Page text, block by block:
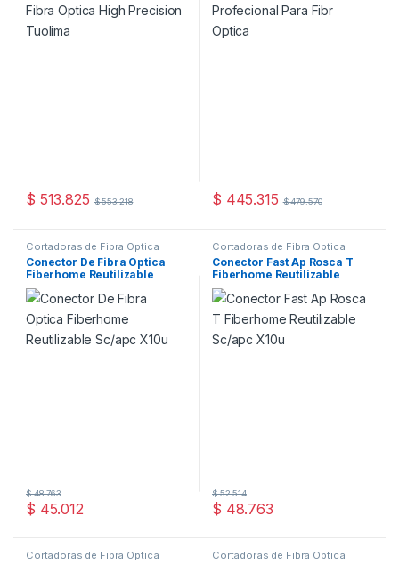
$ 513.825 $553.218 $ 445.315 $479.570
Cortadoras de Fibra Óptica
Conector De Fibra Optica
Fiberhome Reutilizable
Sc/apc X10u
$ 45.012
$48.763
Cortadoras de Fibra Óptica
Conector Fast Ap Rosca T
Fiberhome Reutilizable
Sc/apc X10u
$ 48.763
$52.514
Cortadoras de Fibra Óptica Cortadoras de Fibra Óptica